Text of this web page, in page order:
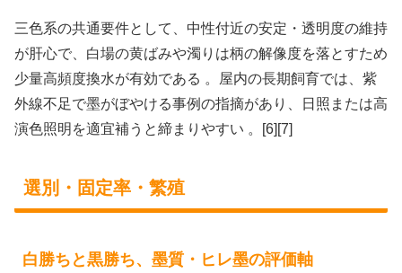
三色系の共通要件として、中性付近の安定・透明度の維持
が肝心で、白場の黄ばみや濁りは柄の解像度を落とすため
少量高頻度換水が有効である 。屋内の長期飼育では、紫
外線不足で墨がぼやける事例の指摘があり、日照または高
演色照明を適宜補うと締まりやすい 。[6][7]
選別・固定率・繁殖
白勝ちと黒勝ち、墨質・ヒレ墨の評価軸